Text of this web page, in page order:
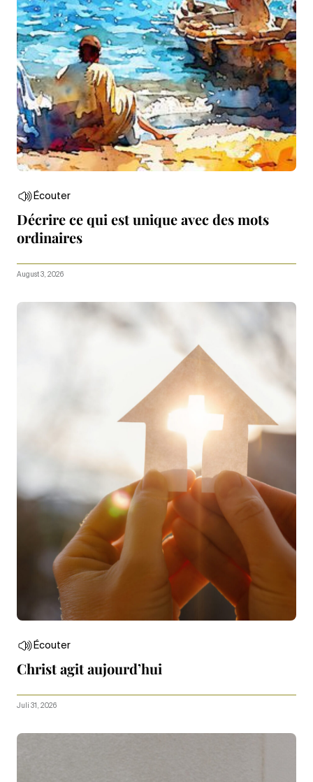
Écouter
Décrire ce qui est unique avec des mots
ordinaires
August 3, 2026
Écouter
Christ agit aujourd’hui
Juli 31, 2026